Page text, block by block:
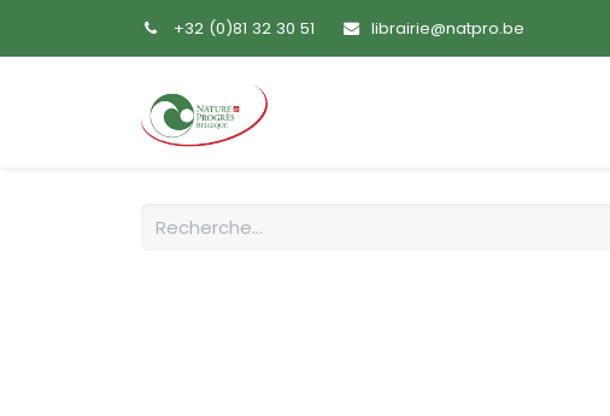
+32 (0)81 32 30 51 librairie@natpro.be